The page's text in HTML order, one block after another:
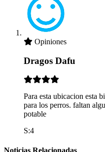
Opiniones
Dragos Dafu
Para esta ubicacion esta
para los perros. faltan
potable
S:4
Noticias Relacionadas